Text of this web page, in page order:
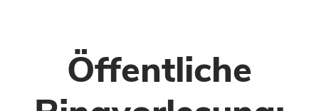
Öffentliche